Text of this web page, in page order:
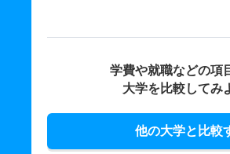
学費や就職などの項
大学を比較してみ
他の大学と比較